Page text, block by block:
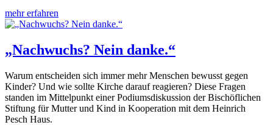
mehr erfahren
„Nachwuchs? Nein danke.“
Warum entscheiden sich immer mehr Menschen bewusst gegen
Kinder? Und wie sollte Kirche darauf reagieren? Diese Fragen
standen im Mittelpunkt einer Podiumsdiskussion der Bischöflichen
Stiftung für Mutter und Kind in Kooperation mit dem Heinrich
Pesch Haus.